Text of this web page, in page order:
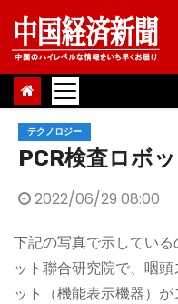
Skip
content
テクノロジー
PCR検査ロボ
2022/06/29 08:00
下記の写真で示してい
ット聯合研究院で、咽
ット（機能表示機器）